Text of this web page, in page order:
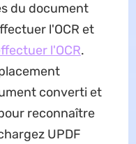
du document
l'OCR et
l'OCR.
converti et
reconnaître
UPDF